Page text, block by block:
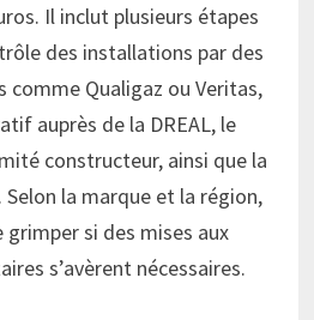
Il inclut plusieurs étapes
des installations par des
Qualigaz ou Veritas,
auprès de la DREAL, le
constructeur, ainsi que la
la marque et la région,
si des mises aux
s’avèrent nécessaires.